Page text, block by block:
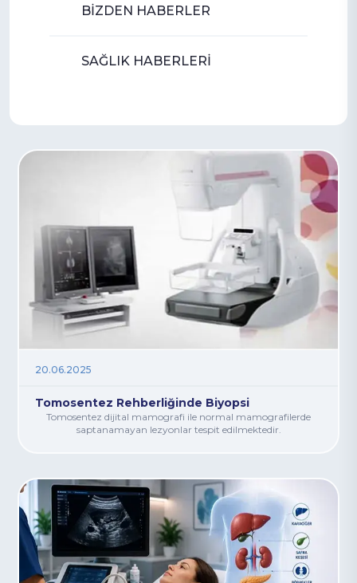
BİZDEN HABERLER
SAĞLIK HABERLERİ
20.06.2025
Tomosentez Rehberliğinde Biyopsi
Tomosentez dijital mamografi ile normal mamografilerde
saptanamayan lezyonlar tespit edilmektedir.